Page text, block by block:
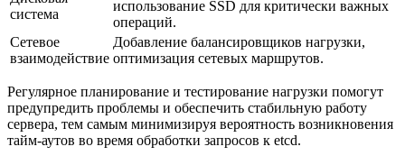
система
использование SSD для критически важных
операций.
Сетевое
взаимодействие
Добавление балансировщиков нагрузки,
оптимизация сетевых маршрутов.
Регулярное планирование и тестирование нагрузки помогут
предупредить проблемы и обеспечить стабильную работу
сервера, тем самым минимизируя вероятность возникновения
тайм-аутов во время обработки запросов к etcd.